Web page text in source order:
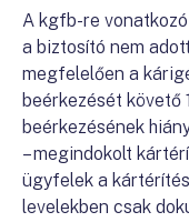
A kgfb-re
a biztosító nem
megfelelően a
beérkezését követő
beérkezésének
– megindokolt
ügyfelek a
levelekben csak